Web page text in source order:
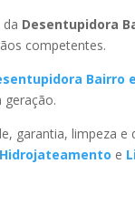
Desentupidora
competentes.
Bairro
geração.
garantia, limpeza e
Hidrojateamento e